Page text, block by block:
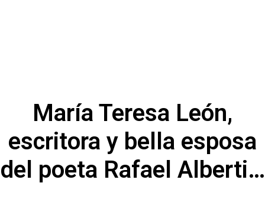
María Teresa León,
escritora y bella esposa
del poeta Rafael Alberti…